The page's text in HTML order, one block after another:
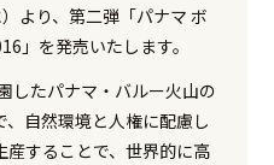
より、第二弾「パナマ ボ
」を発売いたします。
したパナマ・バルー火山の
自然環境と人権に配慮し
することで、世界的に高